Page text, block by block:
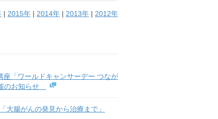
| 2015年 | 2014年 | 2013年 | 2012年
座「ワールドキャンサーデー つなが
のお知らせ
大腸がんの発見から治療まで」